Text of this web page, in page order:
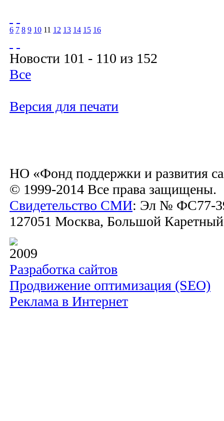
6 7 8 9 10 11 12 13 14 15 16
Новости 101 - 110 из 152
Все
Версия для печати
НО «Фонд поддержки и развития
© 1999-2014 Все права защищены.
Свидетельство СМИ: Эл № ФС77-
127051 Москва, Большой
2009
Разработка сайтов
Продвижение оптимизация (SEO)
Реклама в Интернет